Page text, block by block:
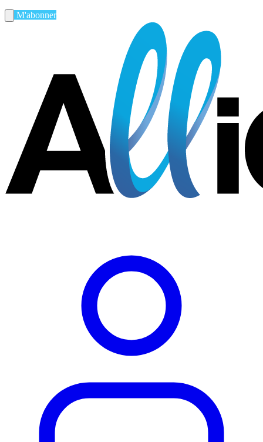
M'abonner